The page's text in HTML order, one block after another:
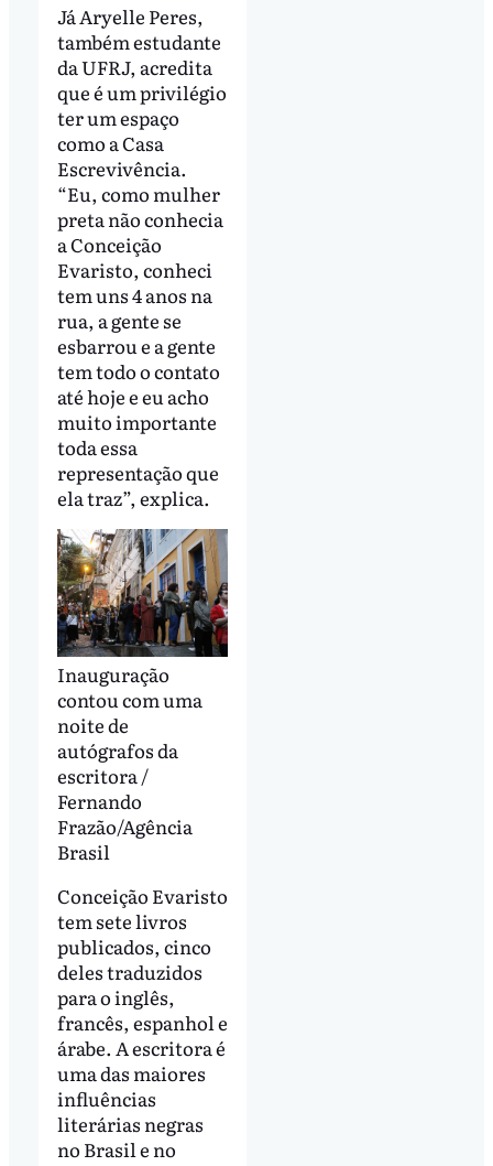
Já Aryelle Peres,
também estudante
da UFRJ, acredita
que é um privilégio
ter um espaço
como a Casa
Escrevivência.
“Eu, como mulher
preta não conhecia
a Conceição
Evaristo, conheci
tem uns 4 anos na
rua, a gente se
esbarrou e a gente
tem todo o contato
até hoje e eu acho
muito importante
toda essa
representação que
ela traz”, explica.
Inauguração
contou com uma
noite de
autógrafos da
escritora /
Fernando
Frazão/Agência
Brasil
Conceição Evaristo
tem sete livros
publicados, cinco
deles traduzidos
para o inglês,
francês, espanhol e
árabe. A escritora é
uma das maiores
influências
literárias negras
no Brasil e no